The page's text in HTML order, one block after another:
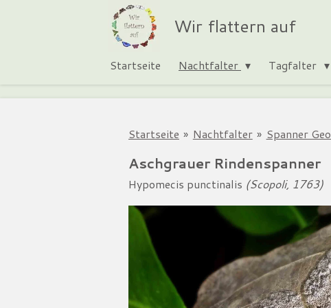
Wir flattern auf
Startseite Nachtfalter Tagfalter
Startseite » Nachtfalter » Spanner
Aschgrauer Rindenspanner
Hypomecis punctinalis (Scopoli, 1763)